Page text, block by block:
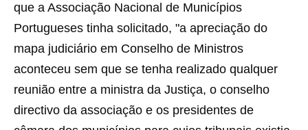
que a Associação Nacional de Municípios
Portugueses tinha solicitado, "a apreciação do
mapa judiciário em Conselho de Ministros
aconteceu sem que se tenha realizado qualquer
reunião entre a ministra da Justiça, o conselho
directivo da associação e os presidentes de